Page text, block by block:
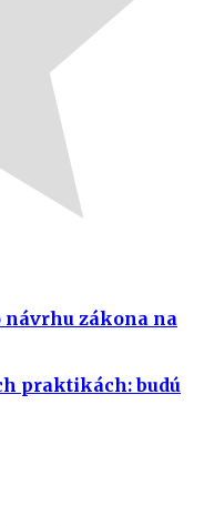
zákona na
praktikách: budú